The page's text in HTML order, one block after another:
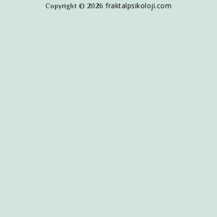
Copyright © 2026 fraktalpsikoloji.com